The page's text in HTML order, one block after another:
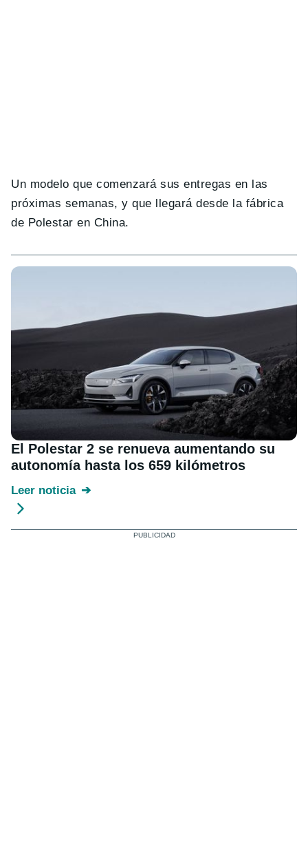
Un modelo que comenzará sus entregas en las
próximas semanas, y que llegará desde la fábrica
de Polestar en China.
El Polestar 2 se renueva aumentando su
autonomía hasta los 659 kilómetros
Leer noticia